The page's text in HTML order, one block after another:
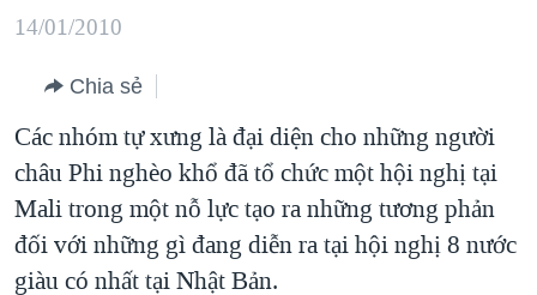
dung
chính
điều
hướng
chính
Đi
BIỂN ĐÔNG
BLOG
DIỄN ĐÀN
MỤC
TỰ DO BÁO CHÍ
VẠCH TRẦN TIN GIẢ
CHUYÊN ĐỀ
CHIẾN TRANH THƯƠNG MẠI CỦA MỸ: QUÁ KHỨ VÀ HIỆN
HỌC TIẾNG ANH
14/01/2010
Chia sẻ
Các nhóm tự xưng là đại diện cho những người
châu Phi nghèo khổ đã tổ chức một hội nghị tại
Mali trong một nỗ lực tạo ra những tương phản
đối với những gì đang diễn ra tại hội nghị 8 nước
giàu có nhất tại Nhật Bản.